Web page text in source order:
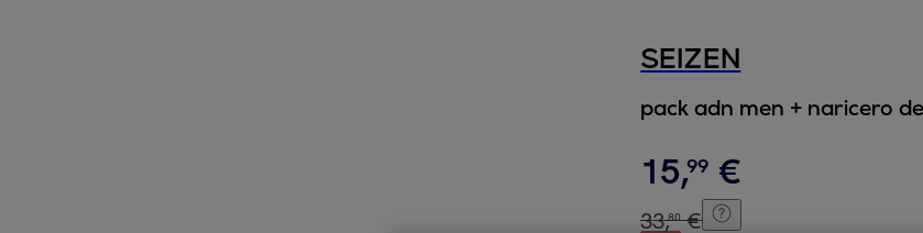
SEIZEN
pack adn men + naricero
15,99 €
33,80 €